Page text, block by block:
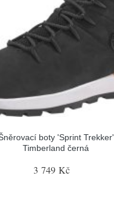
boty 'Sprint Trekker'
Timberland černá
3 749 Kč